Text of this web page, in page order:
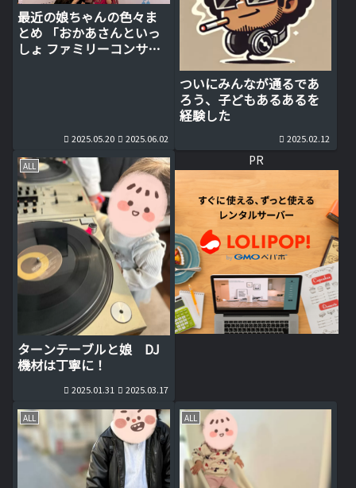
最近の娘ちゃんの色々ま
とめ 「おかあさんといっ
しょ ファミリーコンサー
2025.05.20 2025.06.02
ついにみんなが通るであ
ろう、子どもあるあるを
経験した
2025.02.12
ALL
ターンテーブルと娘 DJ
機材は丁寧に！
2025.01.31 2025.03.17
PR
ALL ALL